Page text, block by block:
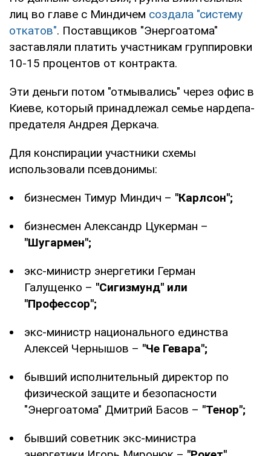
лиц во главе с Миндичем создала "систему
откатов". Поставщиков "Энергоатома"
заставляли платить участникам группировки
10-15 процентов от контракта.
Эти деньги потом "отмывались" через офис в
Киеве, который принадлежал семье нардепа-
предателя Андрея Деркача.
Для конспирации участники схемы
использовали псевдонимы:
бизнесмен Тимур Миндич – "Карлсон";
бизнесмен Александр Цукерман –
"Шугармен";
экс-министр энергетики Герман
Галущенко – "Сигизмунд" или
"Профессор";
экс-министр национального единства
Алексей Чернышов – "Че Гевара";
бывший исполнительный директор по
физической защите и безопасности
"Энергоатома" Дмитрий Басов – "Тенор";
бывший советник экс-министра